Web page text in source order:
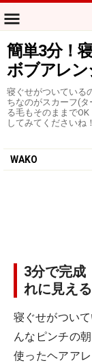
簡単3分！
ボブアレン
寝ぐせがついている
ちなのがスカーフ(
る毛もそのままで
してみてくださいね！
WAKO
3分で完成
れに見え
寝ぐせがつい
んなピンチの
使ったヘアア